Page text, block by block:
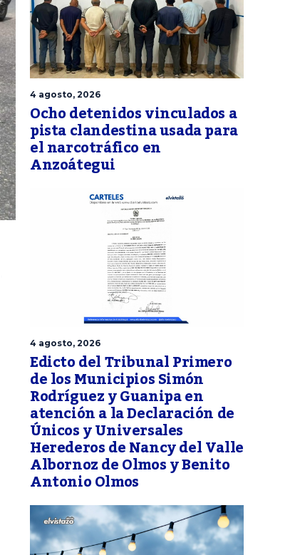
4 agosto, 2026
Ocho detenidos vinculados a
pista clandestina usada para
el narcotráfico en
Anzoátegui
4 agosto, 2026
Edicto del Tribunal Primero
de los Municipios Simón
Rodríguez y Guanipa en
atención a la Declaración de
Únicos y Universales
Herederos de Nancy del Valle
Albornoz de Olmos y Benito
Antonio Olmos